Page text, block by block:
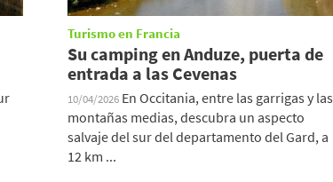
Turismo en Francia
Su camping en Anduze, puerta de
entrada a las Cevenas
10/04/2026 En Occitania, entre las garrigas y las
montañas medias, descubra un aspecto
salvaje del sur del departamento del Gard, a
12 km ...